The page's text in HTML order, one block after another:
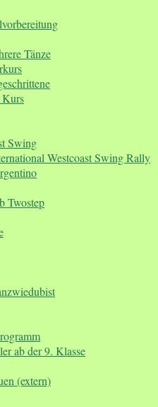
Tänze
Swing
Westcoast Swing Rally
Twostep
ab der 9. Klasse
(extern)